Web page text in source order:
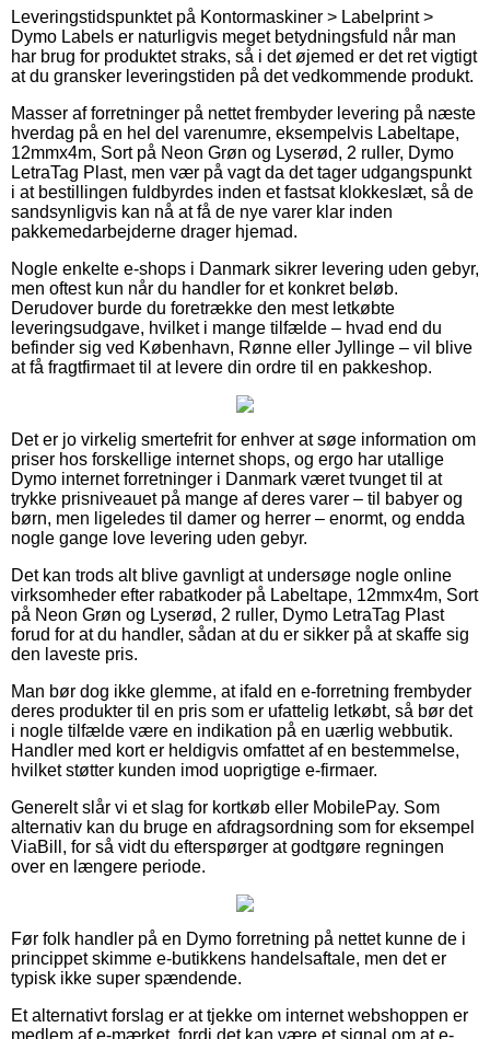
Leveringstidspunktet på Kontormaskiner > Labelprint >
Dymo Labels er naturligvis meget betydningsfuld når man
har brug for produktet straks, så i det øjemed er det ret vigtigt
at du gransker leveringstiden på det vedkommende produkt.
Masser af forretninger på nettet frembyder levering på næste
hverdag på en hel del varenumre, eksempelvis Labeltape,
12mmx4m, Sort på Neon Grøn og Lyserød, 2 ruller, Dymo
LetraTag Plast, men vær på vagt da det tager udgangspunkt
i at bestillingen fuldbyrdes inden et fastsat klokkeslæt, så de
sandsynligvis kan nå at få de nye varer klar inden
pakkemedarbejderne drager hjemad.
Nogle enkelte e-shops i Danmark sikrer levering uden gebyr,
men oftest kun når du handler for et konkret beløb.
Derudover burde du foretrække den mest letkøbte
leveringsudgave, hvilket i mange tilfælde – hvad end du
befinder sig ved København, Rønne eller Jyllinge – vil blive
at få fragtfirmaet til at levere din ordre til en pakkeshop.
Det er jo virkelig smertefrit for enhver at søge information om
priser hos forskellige internet shops, og ergo har utallige
Dymo internet forretninger i Danmark været tvunget til at
trykke prisniveauet på mange af deres varer – til babyer og
børn, men ligeledes til damer og herrer – enormt, og endda
nogle gange love levering uden gebyr.
Det kan trods alt blive gavnligt at undersøge nogle online
virksomheder efter rabatkoder på Labeltape, 12mmx4m, Sort
på Neon Grøn og Lyserød, 2 ruller, Dymo LetraTag Plast
forud for at du handler, sådan at du er sikker på at skaffe sig
den laveste pris.
Man bør dog ikke glemme, at ifald en e-forretning frembyder
deres produkter til en pris som er ufattelig letkøbt, så bør det
i nogle tilfælde være en indikation på en uærlig webbutik.
Handler med kort er heldigvis omfattet af en bestemmelse,
hvilket støtter kunden imod uoprigtige e-firmaer.
Generelt slår vi et slag for kortkøb eller MobilePay. Som
alternativ kan du bruge en afdragsordning som for eksempel
ViaBill, for så vidt du efterspørger at godtgøre regningen
over en længere periode.
Før folk handler på en Dymo forretning på nettet kunne de i
princippet skimme e-butikkens handelsaftale, men det er
typisk ikke super spændende.
Et alternativt forslag er at tjekke om internet webshoppen er
medlem af e-mærket, fordi det kan være et signal om at e-